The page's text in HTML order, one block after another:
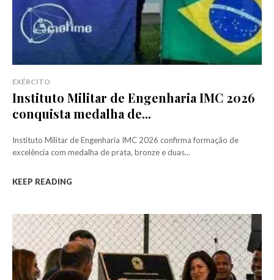
EXÉRCITO
Instituto Militar de Engenharia IMC 2026
conquista medalha de...
Instituto Militar de Engenharia IMC 2026 confirma formação de
excelência com medalha de prata, bronze e duas...
KEEP READING